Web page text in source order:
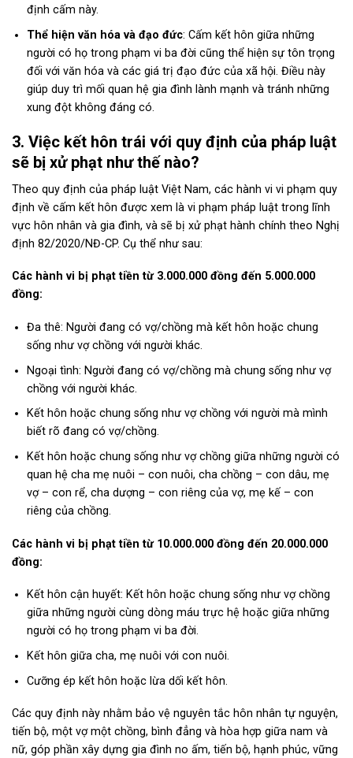
định cấm này.
Thể hiện văn hóa và đạo đức: Cấm kết hôn giữa những
người có họ trong phạm vi ba đời cũng thể hiện sự tôn trọng
đối với văn hóa và các giá trị đạo đức của xã hội. Điều này
giúp duy trì mối quan hệ gia đình lành mạnh và tránh những
xung đột không đáng có.
3. Việc kết hôn trái với quy định của pháp luật
sẽ bị xử phạt như thế nào?
Theo quy định của pháp luật Việt Nam, các hành vi vi phạm quy
định về cấm kết hôn được xem là vi phạm pháp luật trong lĩnh
vực hôn nhân và gia đình, và sẽ bị xử phạt hành chính theo Nghị
định 82/2020/NĐ-CP. Cụ thể như sau:
Các hành vi bị phạt tiền từ 3.000.000 đồng đến 5.000.000
đồng:
Đa thê: Người đang có vợ/chồng mà kết hôn hoặc chung
sống như vợ chồng với người khác.
Ngoại tình: Người đang có vợ/chồng mà chung sống như vợ
chồng với người khác.
Kết hôn hoặc chung sống như vợ chồng với người mà mình
biết rõ đang có vợ/chồng.
Kết hôn hoặc chung sống như vợ chồng giữa những người có
quan hệ cha mẹ nuôi – con nuôi, cha chồng – con dâu, mẹ
vợ – con rể, cha dượng – con riêng của vợ, mẹ kế – con
riêng của chồng.
Các hành vi bị phạt tiền từ 10.000.000 đồng đến 20.000.000
đồng:
Kết hôn cận huyết: Kết hôn hoặc chung sống như vợ chồng
giữa những người cùng dòng máu trực hệ hoặc giữa những
người có họ trong phạm vi ba đời.
Kết hôn giữa cha, mẹ nuôi với con nuôi.
Cưỡng ép kết hôn hoặc lừa dối kết hôn.
Các quy định này nhằm bảo vệ nguyên tắc hôn nhân tự nguyện,
tiến bộ, một vợ một chồng, bình đẳng và hòa hợp giữa nam và
nữ, góp phần xây dựng gia đình no ấm, tiến bộ, hạnh phúc, vững